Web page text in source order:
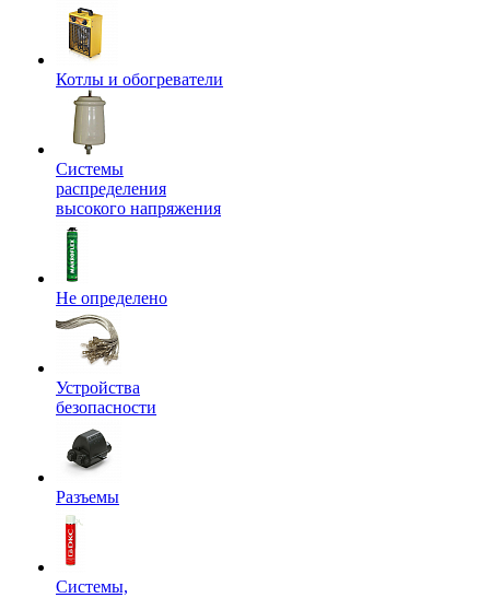
Котлы и обогреватели
Системы
распределения
высокого напряжения
Не определено
Устройства
безопасности
Разъемы
Системы,